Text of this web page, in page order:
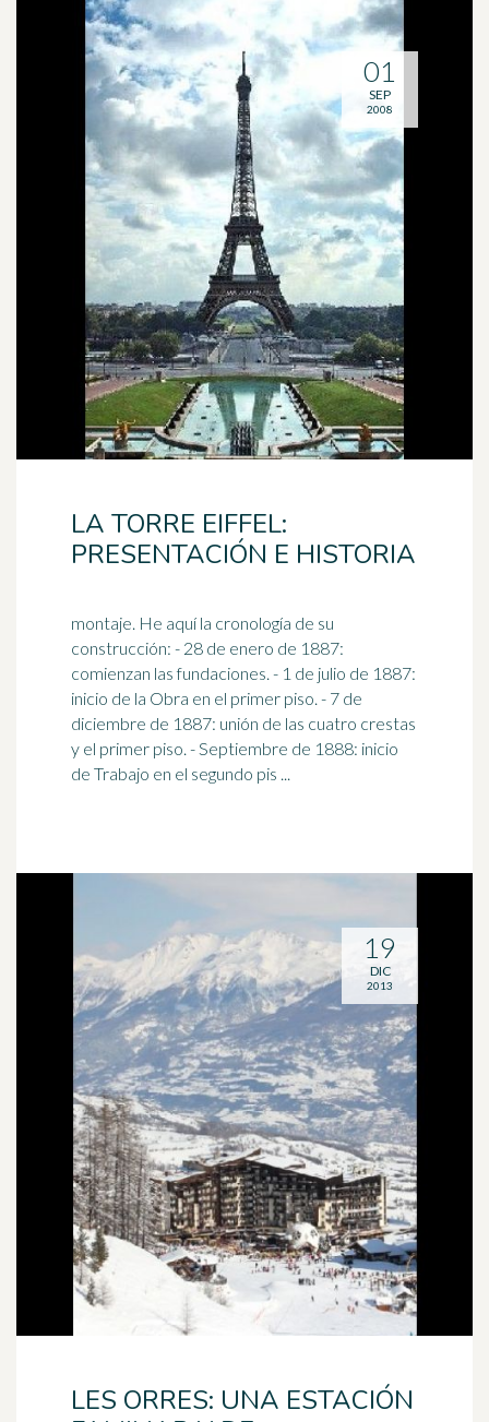
LA TORRE EIFFEL:
PRESENTACIÓN E HISTORIA
montaje. He aquí la cronología de su
construcción: - 28 de enero de 1887:
comienzan las fundaciones. - 1 de julio de 1887:
inicio de la Obra en el primer piso. - 7 de
diciembre de 1887: unión de las cuatro crestas
y el primer piso. - Septiembre de 1888: inicio
de Trabajo en el segundo pis ...
01
SEP
2008
LES ORRES: UNA ESTACIÓN
19
DIC
2013